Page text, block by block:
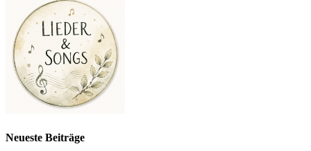
Neueste Beiträge